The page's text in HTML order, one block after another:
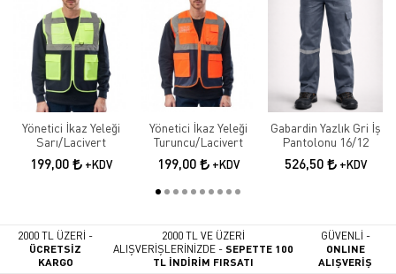
Yönetici İkaz Yeleği
Sarı/Lacivert
199,00 +KDV
Yönetici İkaz Yeleği
Turuncu/Lacivert
199,00 +KDV
Gabardin Yazlık Gri İş
Pantolonu 16/12
526,50 +KDV
2000 TL ÜZERİ -
ÜCRETSİZ
KARGO
2000 TL VE ÜZERİ
ALIŞVERİŞLERİNİZDE -SEPETTE 100
TL İNDİRİM FIRSATI
GÜVENLİ -
ONLINE
ALIŞVERİŞ